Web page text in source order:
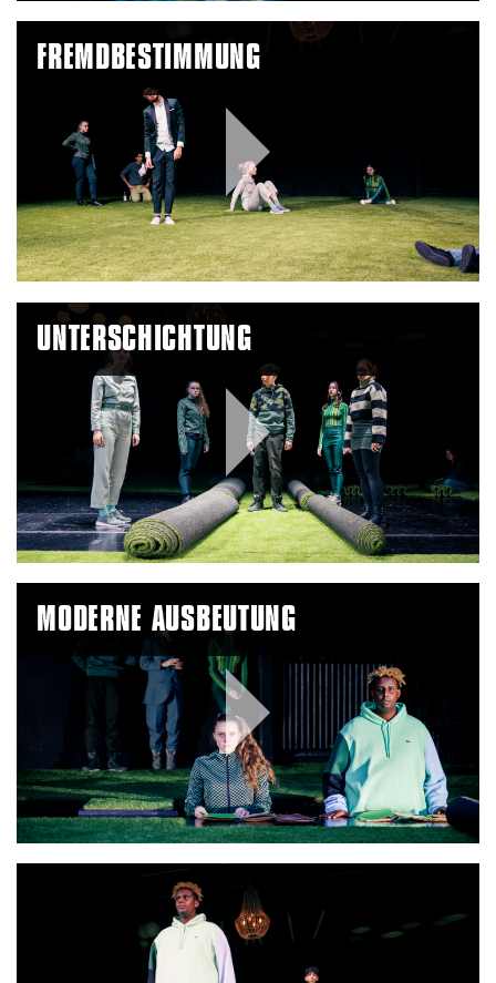
Play
Video
FREMDBESTIMMUNG
Play
Video
UNTERSCHICHTUNG
Play
Video
MODERNE AUSBEUTUNG